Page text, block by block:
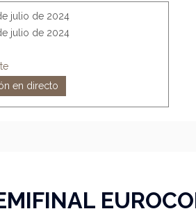
julio de 2024
julio de 2024
en directo